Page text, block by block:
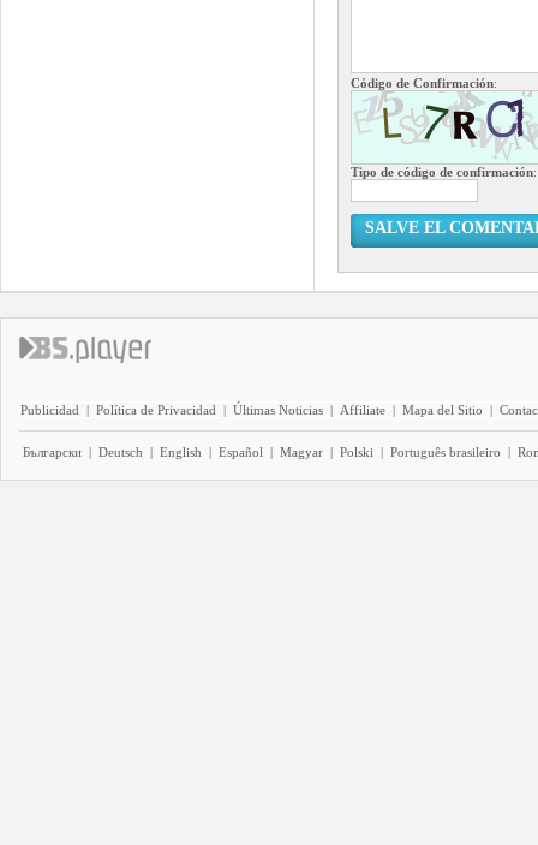
Código de Confirmación:
Tipo de código de confirmación:
SALVE EL
Publicidad | Política de Privacidad | Últimas Noticias | Affiliate | Mapa del Sitio |
Български | Deutsch | English | Español | Magyar | Polski | Português brasileiro |